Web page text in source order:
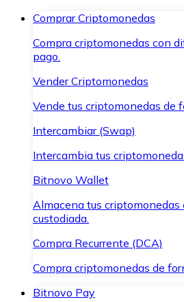
Comprar Criptomonedas
Compra criptomonedas con
pago.
Vender Criptomonedas
Vende tus criptomonedas de
Intercambiar (Swap)
Intercambia tus
Bitnovo Wallet
Almacena tus criptomonedas
custodiada.
Compra Recurrente (DCA)
Compra criptomonedas de
Bitnovo Pay